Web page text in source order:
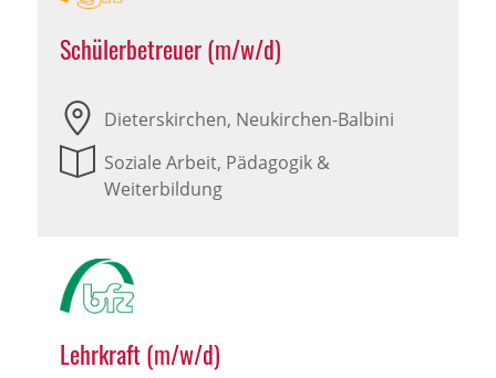
Schülerbetreuer (m/w/d)
Dieterskirchen, Neukirchen-Balbini
Soziale Arbeit, Pädagogik &
Weiterbildung
Lehrkraft (m/w/d)